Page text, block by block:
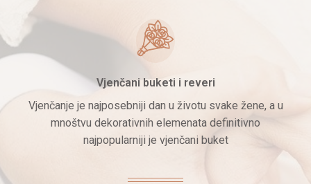
Vjenčani buketi i reveri
Vjenčanje je najposebniji dan u životu svake žene, a u
mnoštvu dekorativnih elemenata definitivno
najpopularniji je vjenčani buket